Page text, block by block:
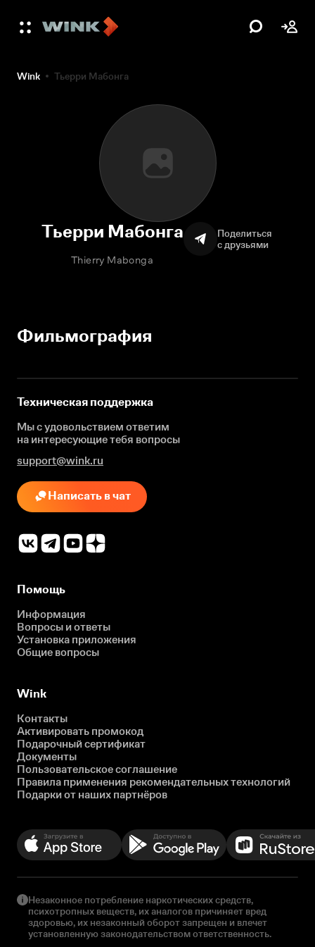
Wink Тьерри Мабонга
Тьерри Мабонга
Thierry Mabonga
Поделиться
с друзьями
Фильмография
Техническая поддержка
Мы с удовольствием ответим
на интересующиетебя вопросы
support@wink.ru
Написать в чат
Помощь
Информация
Вопросы и ответы
Установка приложения
Общие вопросы
Wink
Контакты
Активировать промокод
Подарочный сертификат
Документы
Пользовательское соглашение
Правила применения рекомендательных технологий
Подарки от наших партнёров
Незаконное потребление наркотических средств,
психотропных веществ, их аналогов причиняет вред
здоровью, их незаконный оборот запрещен и влечет
установленную законодательством ответственность.